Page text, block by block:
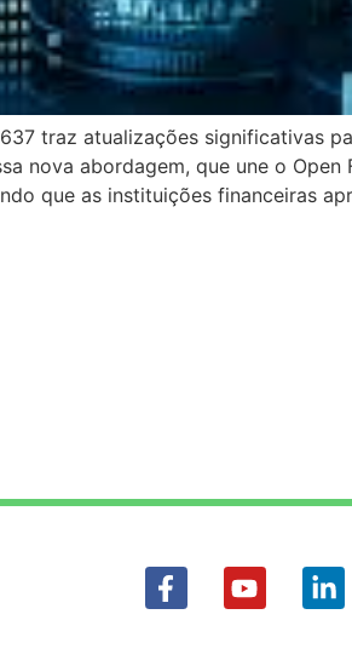
traz atualizações significativas
nova abordagem, que une o
que as instituições financeiras